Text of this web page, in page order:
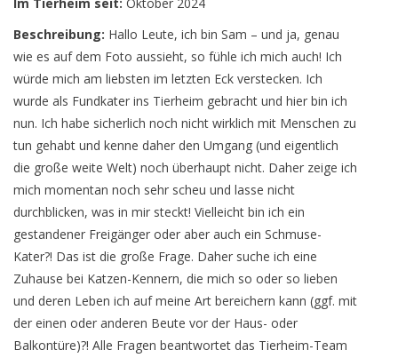
Beschreibung: Hallo Leute, ich bin Sam – und ja, genau
wie es auf dem Foto aussieht, so fühle ich mich auch! Ich
würde mich am liebsten im letzten Eck verstecken. Ich
wurde als Fundkater ins Tierheim gebracht und hier bin ich
nun. Ich habe sicherlich noch nicht wirklich mit Menschen zu
tun gehabt und kenne daher den Umgang (und eigentlich
die große weite Welt) noch überhaupt nicht. Daher zeige ich
mich momentan noch sehr scheu und lasse nicht
durchblicken, was in mir steckt! Vielleicht bin ich ein
gestandener Freigänger oder aber auch ein Schmuse-
Kater?! Das ist die große Frage. Daher suche ich eine
Zuhause bei Katzen-Kennern, die mich so oder so lieben
und deren Leben ich auf meine Art bereichern kann (ggf. mit
der einen oder anderen Beute vor der Haus- oder
Balkontüre)?! Alle Fragen beantwortet das Tierheim-Team